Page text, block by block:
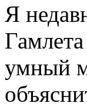
Я
умный